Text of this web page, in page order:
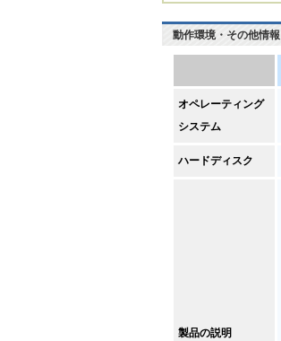
動作環境・その他情報
オペレーティング
システム
ハードディスク
製品の説明